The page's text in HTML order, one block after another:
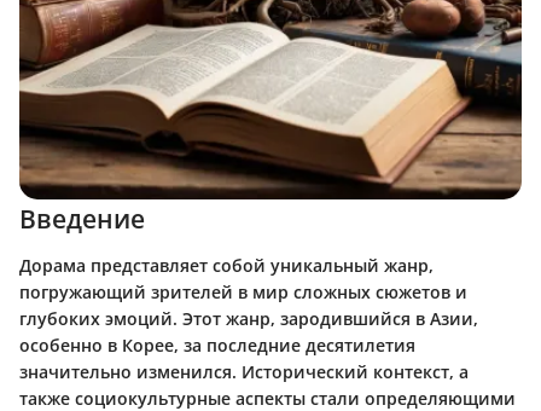
Введение
Дорама представляет собой уникальный жанр,
погружающий зрителей в мир сложных сюжетов и
глубоких эмоций. Этот жанр, зародившийся в Азии,
особенно в Корее, за последние десятилетия
значительно изменился. Исторический контекст, а
также социокультурные аспекты стали определяющими